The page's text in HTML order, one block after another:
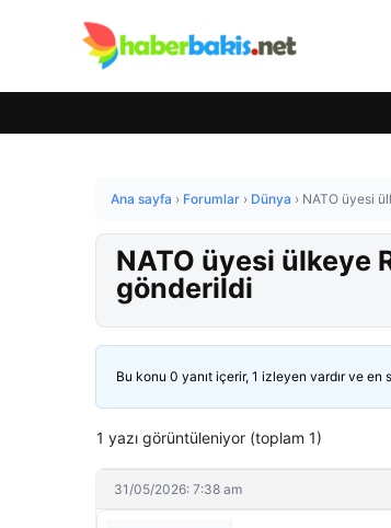
Ana sayfa › Forumlar › Dünya › NATO üyesi
NATO üyesi ülkeye
gönderildi
Bu konu 0 yanıt içerir, 1 izleyen vardır ve en
1 yazı görüntüleniyor (toplam 1)
31/05/2026: 7:38 am